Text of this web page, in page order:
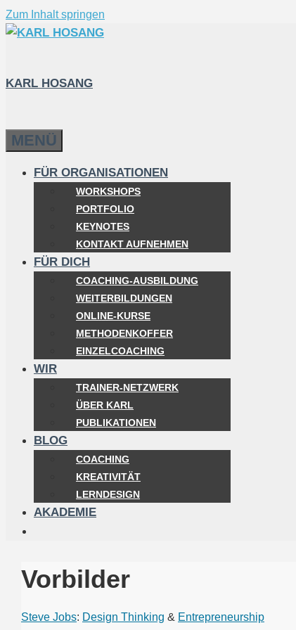
Zum Inhalt springen
KARL HOSANG
MENÜ
FÜR ORGANISATIONEN
WORKSHOPS
PORTFOLIO
KEYNOTES
KONTAKT AUFNEHMEN
FÜR DICH
COACHING-AUSBILDUNG
WEITERBILDUNGEN
ONLINE-KURSE
METHODENKOFFER
EINZELCOACHING
WIR
TRAINER-NETZWERK
ÜBER KARL
PUBLIKATIONEN
BLOG
COACHING
KREATIVITÄT
LERNDESIGN
AKADEMIE
Vorbilder
Steve Jobs: Design Thinking & Entrepreneurship